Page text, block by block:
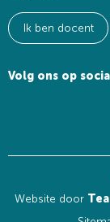
Ik ben docent
Volg ons op
Website door